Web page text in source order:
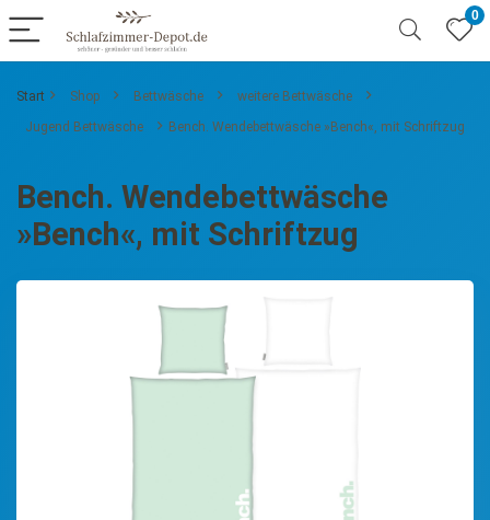
0
Start Shop Bettwäsche
weitere Bettwäsche
Jugend Bettwäsche
Bench. Wendebettwäsche »Bench«, mit Schriftzug
Bench. Wendebettwäsche
»Bench«, mit Schriftzug